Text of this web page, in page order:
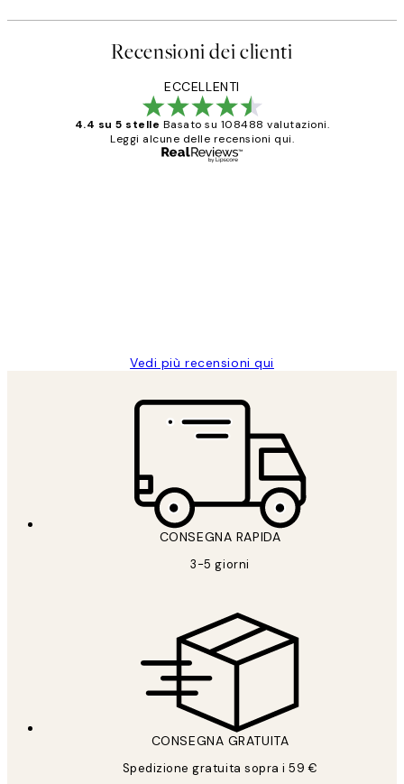
Recensioni dei clienti
ECCELLENTI
4.4 su 5 stelle Basato su 108488 valutazioni.
Leggi alcune delle recensioni qui.
Vedi più recensioni qui
CONSEGNA RAPIDA
3-5 giorni
CONSEGNA GRATUITA
Spedizione gratuita sopra i 59 €